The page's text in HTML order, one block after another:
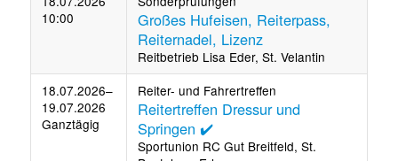
10:00
Großes Hufeisen, Reiterpass,
Reiternadel, Lizenz
Reitbetrieb Lisa Eder, St. Velantin
18.07.2026–
19.07.2026
Ganztägig
Reiter- und Fahrertreffen
Reitertreffen Dressur und
Springen ✔️
Sportunion RC Gut Breitfeld, St.